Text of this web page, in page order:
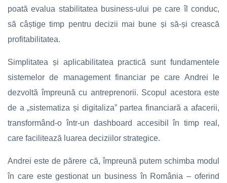
poată evalua stabilitatea business-ului pe care îl conduc,
să câștige timp pentru decizii mai bune și să-și crească
profitabilitatea.
Simplitatea și aplicabilitatea practică sunt fundamentele
sistemelor de management financiar pe care Andrei le
dezvoltă împreună cu antreprenorii. Scopul acestora este
de a „sistematiza și digitaliza” partea financiară a afacerii,
transformând-o într-un dashboard accesibil în timp real,
care facilitează luarea deciziilor strategice.
Andrei este de părere că, împreună putem schimba modul
în care este gestionat un business în România – oferind